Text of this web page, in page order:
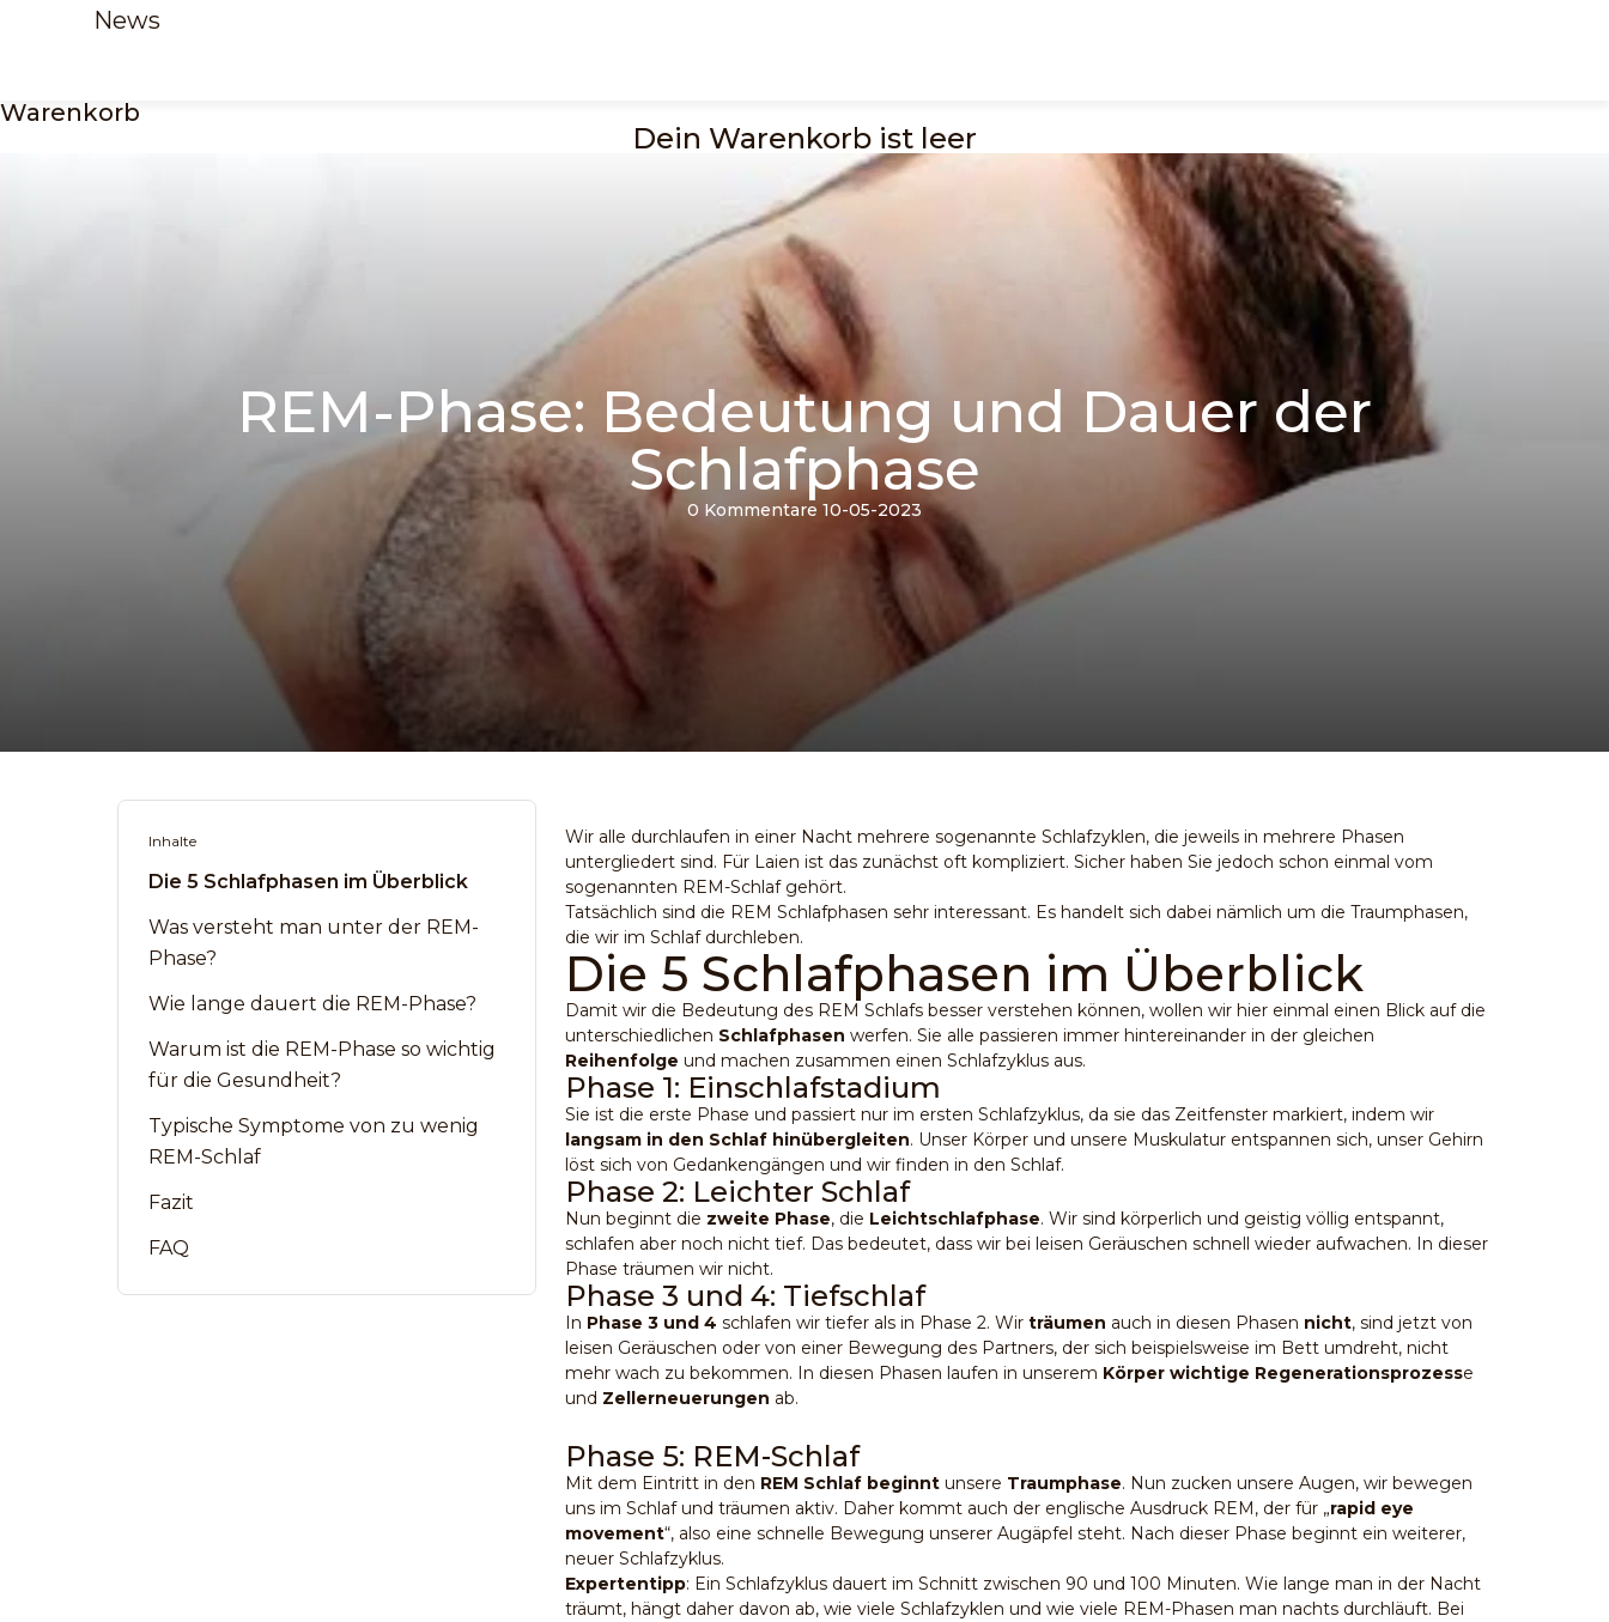
News
Warenkorb
Dein Warenkorb ist leer
REM-Phase: Bedeutung und Dauer der
Schlafphase
0 Kommentare 10-05-2023
Inhalte
Die 5 Schlafphasen im Überblick
Was versteht man unter der REM-
Phase?
Wie lange dauert die REM-Phase?
Warum ist die REM-Phase so wichtig
für die Gesundheit?
Typische Symptome von zu wenig
REM-Schlaf
Fazit
FAQ
Wir alle durchlaufen in einer Nacht mehrere sogenannte Schlafzyklen, die jeweils in mehrere Phasen
untergliedert sind. Für Laien ist das zunächst oft kompliziert. Sicher haben Sie jedoch schon einmal vom
sogenannten REM-Schlaf gehört.
Tatsächlich sind die REM Schlafphasen sehr interessant. Es handelt sich dabei nämlich um die Traumphasen,
die wir im Schlaf durchleben.
Die 5 Schlafphasen im Überblick
Damit wir die Bedeutung des REM Schlafs besser verstehen können, wollen wir hier einmal einen Blick auf die
unterschiedlichen Schlafphasen werfen. Sie alle passieren immer hintereinander in der gleichen
Reihenfolge und machen zusammen einen Schlafzyklus aus.
Phase 1: Einschlafstadium
Sie ist die erste Phase und passiert nur im ersten Schlafzyklus, da sie das Zeitfenster markiert, indem wir
langsam in den Schlaf hinübergleiten. Unser Körper und unsere Muskulatur entspannen sich, unser Gehirn
löst sich von Gedankengängen und wir finden in den Schlaf.
Phase 2: Leichter Schlaf
Nun beginnt die zweite Phase, die Leichtschlafphase. Wir sind körperlich und geistig völlig entspannt,
schlafen aber noch nicht tief. Das bedeutet, dass wir bei leisen Geräuschen schnell wieder aufwachen. In dieser
Phase träumen wir nicht.
Phase 3 und 4: Tiefschlaf
In Phase 3 und 4 schlafen wir tiefer als in Phase 2. Wir träumen auch in diesen Phasen nicht, sind jetzt von
leisen Geräuschen oder von einer Bewegung des Partners, der sich beispielsweise im Bett umdreht, nicht
mehr wach zu bekommen. In diesen Phasen laufen in unserem Körper wichtige Regenerationsprozesse
und Zellerneuerungen ab.
Phase 5: REM-Schlaf
Mit dem Eintritt in den REM Schlaf beginnt unsere Traumphase. Nun zucken unsere Augen, wir bewegen
uns im Schlaf und träumen aktiv. Daher kommt auch der englische Ausdruck REM, der für „rapid eye
movement“, also eine schnelle Bewegung unserer Augäpfel steht. Nach dieser Phase beginnt ein weiterer,
neuer Schlafzyklus.
Expertentipp: Ein Schlafzyklus dauert im Schnitt zwischen 90 und 100 Minuten. Wie lange man in der Nacht
träumt, hängt daher davon ab, wie viele Schlafzyklen und wie viele REM-Phasen man nachts durchläuft. Bei